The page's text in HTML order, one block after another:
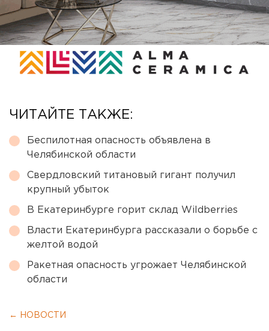
ЧИТАЙТЕ ТАКЖЕ:
Беспилотная опасность объявлена в
Челябинской области
Свердловский титановый гигант получил
крупный убыток
В Екатеринбурге горит склад Wildberries
Власти Екатеринбурга рассказали о борьбе с
желтой водой
Ракетная опасность угрожает Челябинской
области
← НОВОСТИ